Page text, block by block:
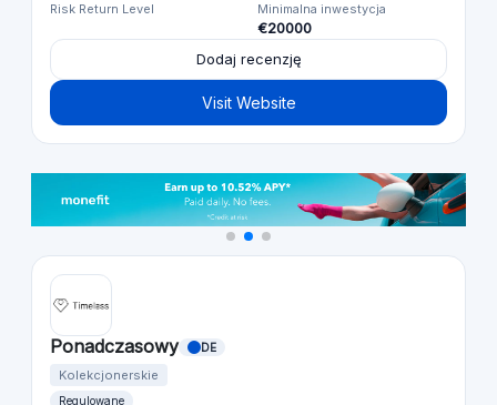
Risk Return Level Minimalna inwestycja
€20000
Dodaj recenzję
Visit Website
Ponadczasowy DE
Kolekcjonerskie
Regulowane